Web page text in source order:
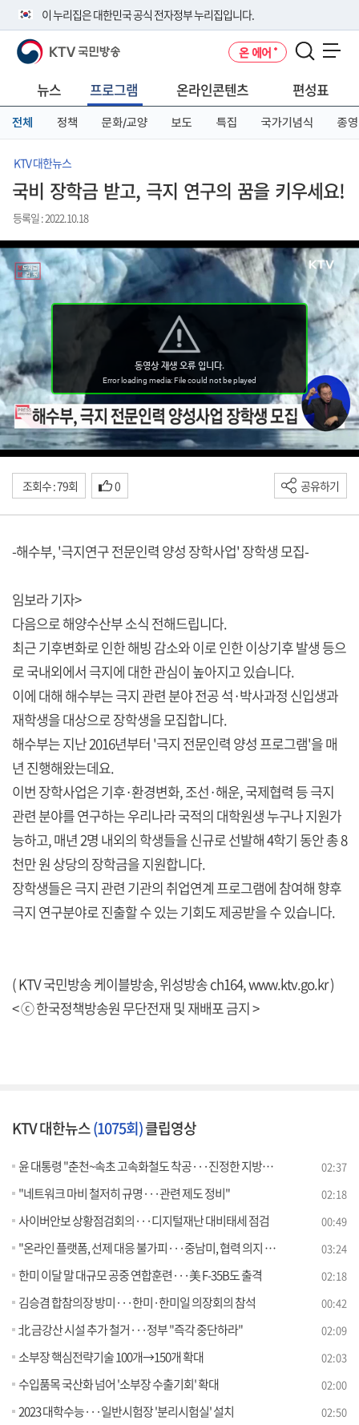
이 누리집은 대한민국 공식 전자정부 누리집입니다.
공식 누리집 주소 확인하기
니다.
이밖에 or.kr 또는 .kr등 다른 도메인 주소를 사용하고 있다면 아래 URL에
서 도메인 주소를 확인해 보세요
KTV 국민방송 온 에어
뉴스 프로그램 온라인콘텐츠 편성표
전체 정책 문화/교양 보도 특집 국가기념식 종영
KTV 대한뉴스
국비 장학금 받고, 극지 연구의 꿈을 키우세요!
등록일 : 2022.10.18
조회수 : 79회 0 공유하기
-해수부, '극지연구 전문인력 양성 장학사업' 장학생 모집-
임보라 기자>
다음으로 해양수산부 소식 전해드립니다.
최근 기후변화로 인한 해빙 감소와 이로 인한 이상기후 발생 등으
로 국내외에서 극지에 대한 관심이 높아지고 있습니다.
이에 대해 해수부는 극지 관련 분야 전공 석·박사과정 신입생과
재학생을 대상으로 장학생을 모집합니다.
해수부는 지난 2016년부터 '극지 전문인력 양성 프로그램'을 매
년 진행해왔는데요.
이번 장학사업은 기후·환경변화, 조선·해운, 국제협력 등 극지
관련 분야를 연구하는 우리나라 국적의 대학원생 누구나 지원가
능하고, 매년 2명 내외의 학생들을 신규로 선발해 4학기 동안 총 8
천만 원 상당의 장학금을 지원합니다.
장학생들은 극지 관련 기관의 취업연계 프로그램에 참여해 향후
극지 연구분야로 진출할 수 있는 기회도 제공받을 수 있습니다.
( KTV 국민방송 케이블방송, 위성방송 ch164,www.ktv.go.kr)
< ⓒ 한국정책방송원 무단전재 및 재배포 금지 >
KTV 대한뉴스(1075회)클립영상
윤 대통령 "춘천~속초 고속화철도 착공···진정한 지방시대" 02:37
"네트워크 마비 철저히 규명···관련 제도 정비" 02:18
사이버안보 상황점검회의···디지털재난 대비태세 점검 00:49
"온라인 플랫폼, 선제 대응 불가피···중남미, 협력 의지 커" [뉴스의 맥] 03:24
한미 이달 말 대규모 공중 연합훈련···美 F-35B도 출격 02:18
김승겸 합참의장 방미···한미·한미일 의장회의 참석 00:42
北 금강산 시설 추가 철거···정부 "즉각 중단하라" 02:09
소부장 핵심전략기술 100개→150개 확대 02:03
수입품목 국산화 넘어 '소부장 수출기회' 확대 02:00
2023 대학수능···일반시험장 '분리시험실' 설치 02:50